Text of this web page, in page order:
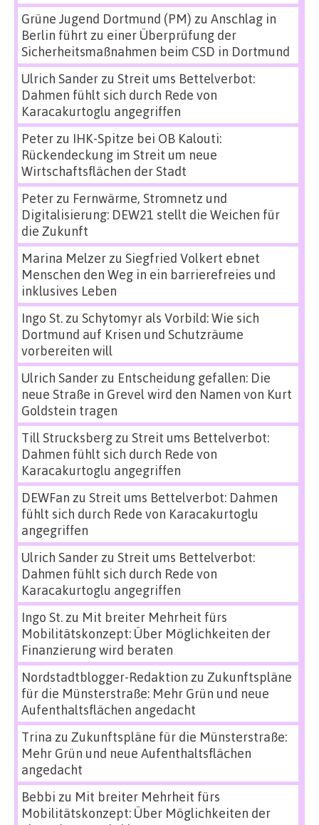
Grüne Jugend Dortmund (PM) zu Anschlag in
Berlin führt zu einer Überprüfung der
Sicherheitsmaßnahmen beim CSD in Dortmund
Ulrich Sanderzu Streit ums Bettelverbot:
Dahmen fühlt sich durch Rede von
Karacakurtoglu angegriffen
Peterzu IHK-Spitze bei OB Kalouti:
Rückendeckung im Streit um neue
Wirtschaftsflächen der Stadt
Peterzu Fernwärme, Stromnetz und
Digitalisierung: DEW21 stellt die Weichen für
die Zukunft
Marina Melzerzu Siegfried Volkert ebnet
Menschen den Weg in ein barrierefreies und
inklusives Leben
Ingo St.zu Schytomyr als Vorbild: Wie sich
Dortmund auf Krisen und Schutzräume
vorbereiten will
Ulrich Sanderzu Entscheidung gefallen: Die
neue Straße in Grevel wird den Namen von Kurt
Goldstein tragen
Till Strucksbergzu Streit ums Bettelverbot:
Dahmen fühlt sich durch Rede von
Karacakurtoglu angegriffen
DEWFan zu Streit ums Bettelverbot: Dahmen
fühlt sich durch Rede von Karacakurtoglu
angegriffen
Ulrich Sanderzu Streit ums Bettelverbot:
Dahmen fühlt sich durch Rede von
Karacakurtoglu angegriffen
Ingo St.zu Mit breiter Mehrheit fürs
Mobilitätskonzept: Über Möglichkeiten der
Finanzierung wird beraten
Nordstadtblogger-Redaktion zu Zukunftspläne
für die Münsterstraße: Mehr Grün und neue
Aufenthaltsflächen angedacht
Trina zu Zukunftspläne für die Münsterstraße:
Mehr Grün und neue Aufenthaltsflächen
angedacht
Bebbi zu Mit breiter Mehrheit fürs
Mobilitätskonzept: Über Möglichkeiten der